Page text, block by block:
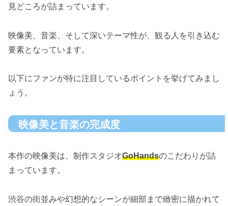
見どころが詰まっています。
映像美、音楽、そして深いテーマ性が、観る人を引き込む
要素となっています。
以下にファンが特に注目しているポイントを挙げてみまし
ょう。
映像美と音楽の完成度
本作の映像美は、制作スタジオGoHandsのこだわりが詰
まっています。
渋谷の街並みや幻想的なシーンが細部まで緻密に描かれて